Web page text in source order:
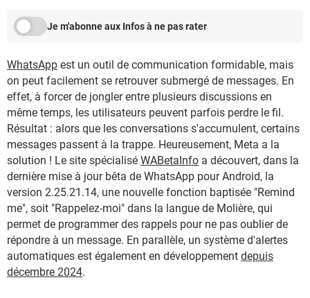
Je m'abonne aux Infos à ne pas rater
WhatsApp est un outil de communication formidable, mais
on peut facilement se retrouver submergé de messages. En
effet, à forcer de jongler entre plusieurs discussions en
même temps, les utilisateurs peuvent parfois perdre le fil.
Résultat : alors que les conversations s'accumulent, certains
messages passent à la trappe. Heureusement, Meta a la
solution ! Le site spécialisé WABetaInfo a découvert, dans la
dernière mise à jour bêta de WhatsApp pour Android, la
version 2.25.21.14, une nouvelle fonction baptisée "Remind
me", soit "Rappelez-moi" dans la langue de Molière, qui
permet de programmer des rappels pour ne pas oublier de
répondre à un message. En parallèle, un système d'alertes
automatiques est également en développement depuis
décembre 2024.